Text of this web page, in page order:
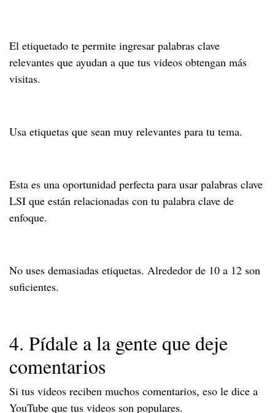
El etiquetado te permite ingresar palabras clave
relevantes que ayudan a que tus videos obtengan más
visitas.
Usa etiquetas que sean muy relevantes para tu tema.
Esta es una oportunidad perfecta para usar palabras clave
LSI que están relacionadas con tu palabra clave de
enfoque.
No uses demasiadas etiquetas. Alrededor de 10 a 12 son
suficientes.
4. Pídale a la gente que deje
comentarios
Si tus videos reciben muchos comentarios, eso le dice a
YouTube que tus videos son populares.